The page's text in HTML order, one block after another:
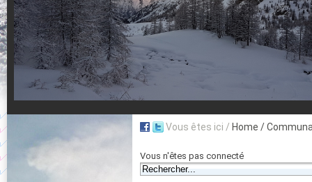
Aujourd'hui : T° Min :°CT° Max :°C |
Suivez en direct l'actualité des stations
Vous êtes ici / Home /
Vous n'êtes pas connecté